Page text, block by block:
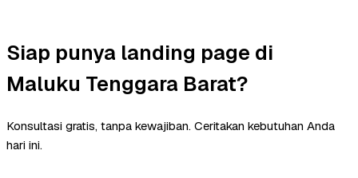
Siap punya landing page di
Maluku Tenggara Barat?
Konsultasi gratis, tanpa kewajiban. Ceritakan kebutuhan Anda
hari ini.